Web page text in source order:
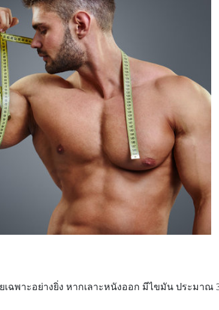
ฉพาะอย่างยิ่ง หากเลาะหนังออก มีไขมัน ประมา